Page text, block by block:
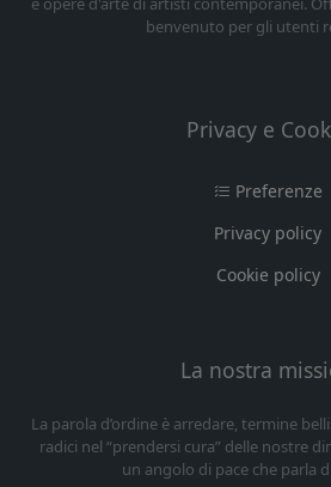
benvenuto per gli utenti
Privacy e
Preferenze
Privacy policy
Cookie policy
La nostra
La parola d’ordine è arredare, termine
radici nel “prendersi cura” delle nostre
un angolo di pace che parla